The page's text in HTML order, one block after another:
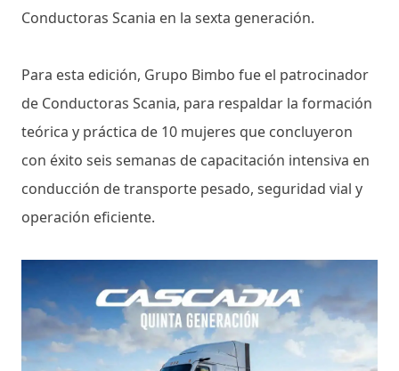
Conductoras Scania en la sexta generación.
Para esta edición, Grupo Bimbo fue el patrocinador
de Conductoras Scania, para respaldar la formación
teórica y práctica de 10 mujeres que concluyeron
con éxito seis semanas de capacitación intensiva en
conducción de transporte pesado, seguridad vial y
operación eficiente.